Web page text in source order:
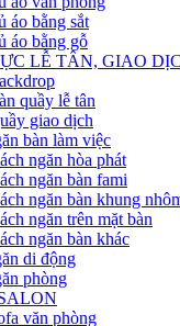
áo bằng sắt
áo bằng gỗ
LỄ TÂN, GIAO
quầy lễ tân
giao dịch
bàn làm việc
ngăn hòa phát
ngăn bàn fami
ngăn bàn khung
ngăn trên mặt bàn
ngăn bàn khác
di động
phòng
văn phòng